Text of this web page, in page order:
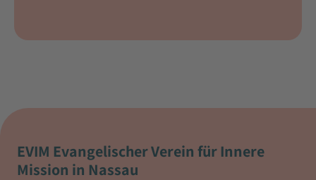
EVIM Evangelischer Verein für Innere
Mission in Nassau